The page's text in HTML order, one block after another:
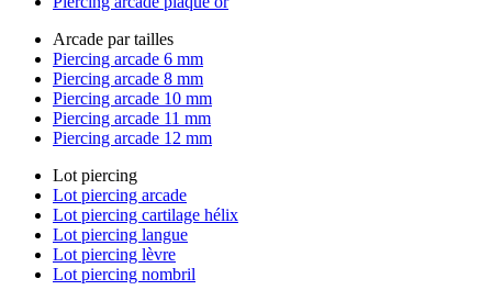
Arcade par tailles
Piercing arcade 6 mm
Piercing arcade 8 mm
Piercing arcade 10 mm
Piercing arcade 11 mm
Piercing arcade 12 mm
Lot piercing
Lot piercing arcade
Lot piercing cartilage hélix
Lot piercing langue
Lot piercing lèvre
Lot piercing nombril